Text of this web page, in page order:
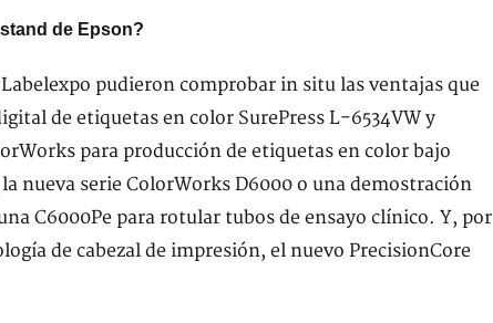
de Epson?
pudieron comprobar in situ las ventajas que
de etiquetas en color SurePress L-6534VW y
para producción de etiquetas en color bajo
nueva serie ColorWorks D6000 o una demostración
C6000Pe para rotular tubos de ensayo clínico. Y, por
de cabezal de impresión, el nuevo PrecisionCore